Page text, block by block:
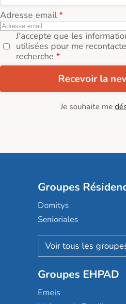
Adresse email
J'accepte que les
utilisées pour me
recherche
Recevoir la
Je souhaite me
Groupes
Domitys
Senioriales
Nohée
Les Résidentiels
Mobicap
Domusvi
Groupes EHPAD
Emeis